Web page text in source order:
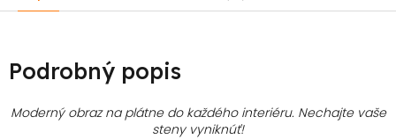
Podrobný popis
Moderný obraz na plátne do každého interiéru. Nechajte vaše
steny vyniknúť!